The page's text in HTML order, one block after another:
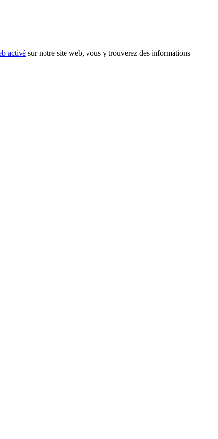
activé sur notre site web, vous y trouverez des informations